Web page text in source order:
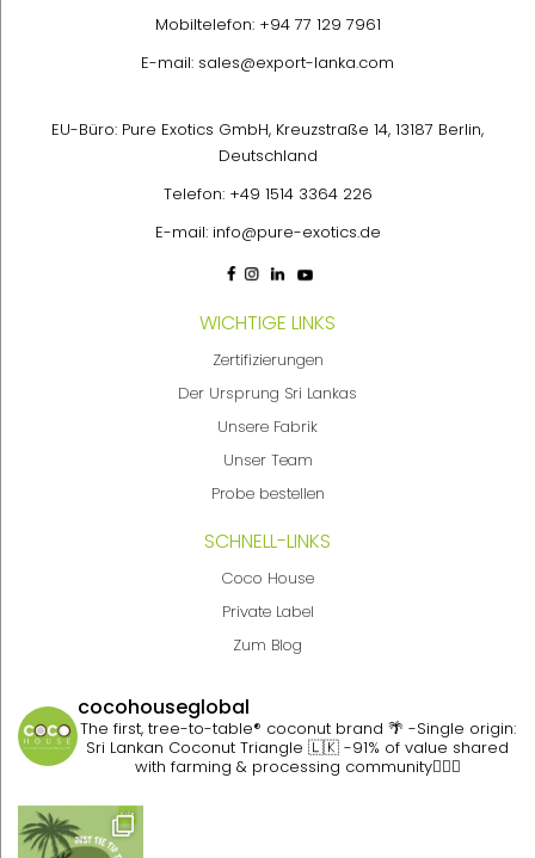
Mobiltelefon: +94 77 129 7961
E-mail: sales@export-lanka.com
EU-Büro: Pure Exotics GmbH, Kreuzstraße 14, 13187 Berlin,
Deutschland
Telefon: +49 1514 3364 226
E-mail: info@pure-exotics.de
WICHTIGE LINKS
Zertifizierungen
Der Ursprung Sri Lankas
Unsere Fabrik
Unser Team
Probe bestellen
SCHNELL-LINKS
Coco House
Private Label
Zum Blog
cocohouseglobal
The first, tree-to-table® coconut brand 🌴 -Single origin:
Sri Lankan Coconut Triangle 🇱🇰 -91% of value shared
with farming & processing community👷🏽‍♀️